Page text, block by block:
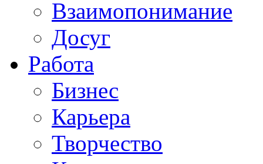
Взаимопонимание
Досуг
Работа
Бизнес
Карьера
Творчество